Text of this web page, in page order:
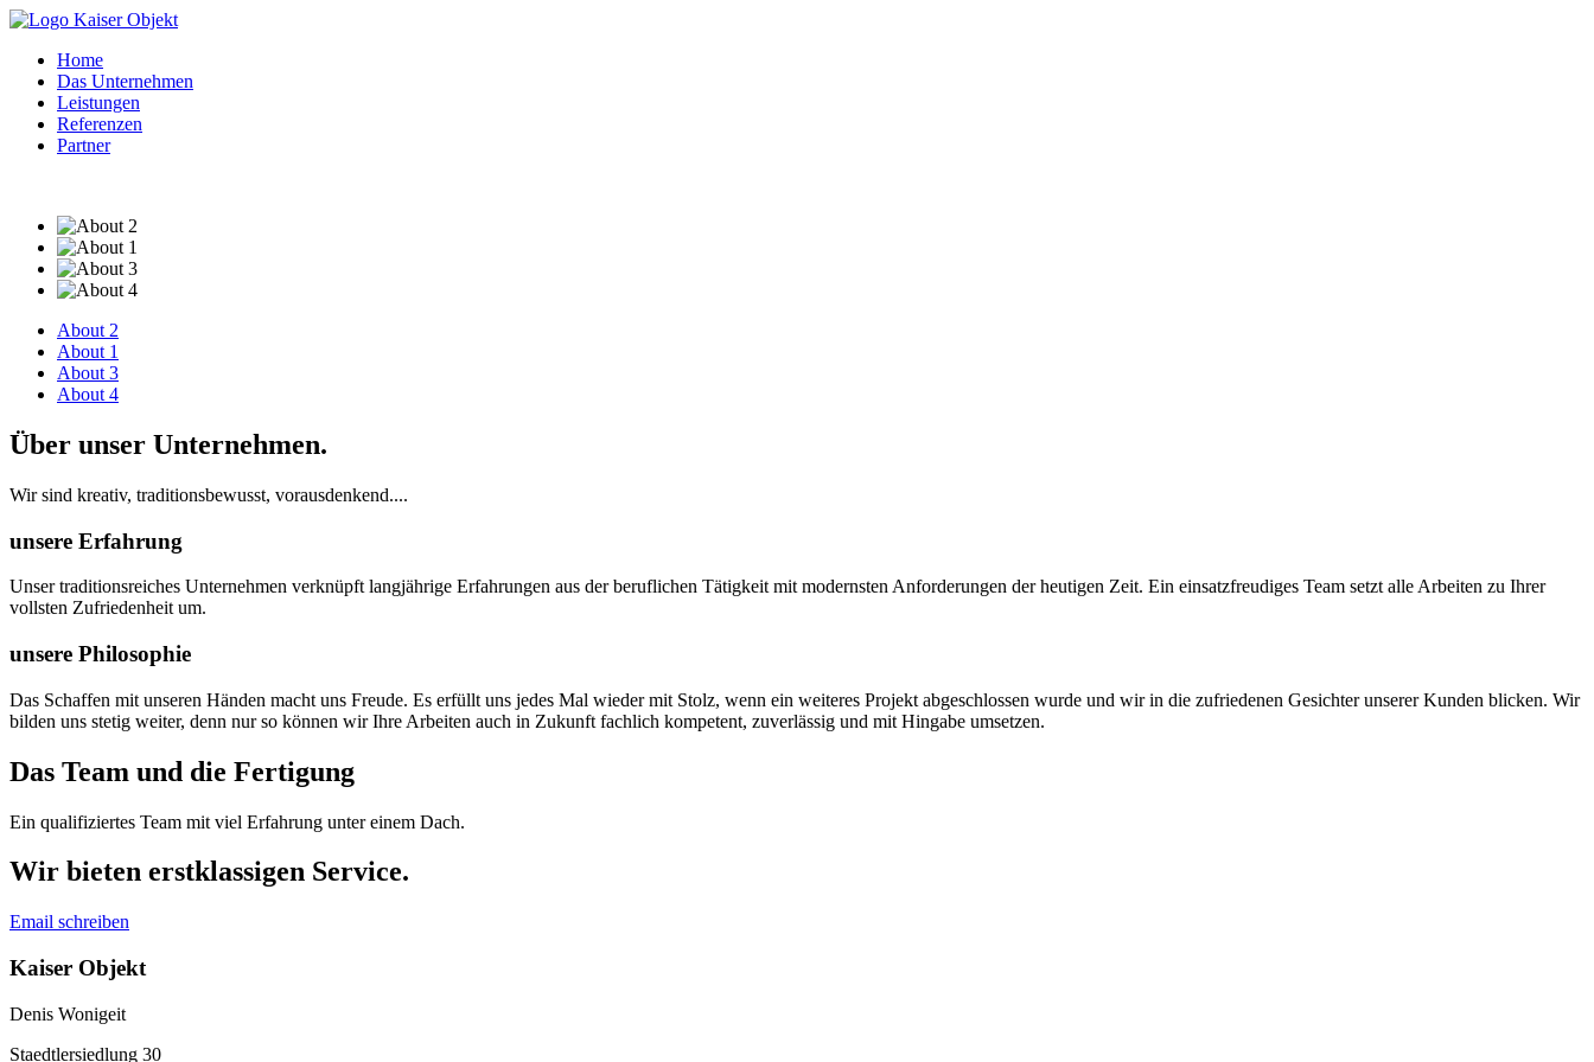
Home
Das Unternehmen
Leistungen
Referenzen
Partner
About 2
About 1
About 3
About 4
Über unser Unternehmen.
Wir sind kreativ, traditionsbewusst, vorausdenkend....
unsere Erfahrung
Unser traditionsreiches Unternehmen verknüpft langjährige Erfahrungen aus der beruflichen Tätigkeit mit modernsten Anforderungen der heutigen Zeit. Ein einsatzfreudiges Team setzt alle Arbeiten zu Ihrer
vollsten Zufriedenheit um.
unsere Philosophie
Das Schaffen mit unseren Händen macht uns Freude. Es erfüllt uns jedes Mal wieder mit Stolz, wenn ein weiteres Projekt abgeschlossen wurde und wir in die zufriedenen Gesichter unserer Kunden blicken. Wir
bilden uns stetig weiter, denn nur so können wir Ihre Arbeiten auch in Zukunft fachlich kompetent, zuverlässig und mit Hingabe umsetzen.
Das Team und die Fertigung
Ein qualifiziertes Team mit viel Erfahrung unter einem Dach.
Wir bieten erstklassigen Service.
Email schreiben
Kaiser Objekt
Denis Wonigeit
Staedtlersiedlung 30